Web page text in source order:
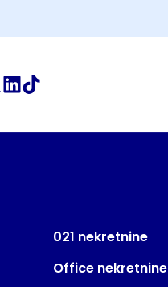
021 nekretnine
Office nekretnine